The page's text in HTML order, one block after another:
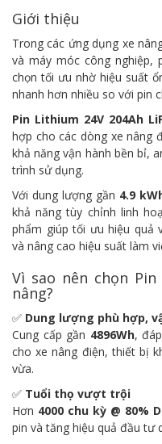
Giới thiệu
Trong các ứng dụng xe
và máy móc công nghiệp,
chọn tối ưu nhờ hiệu suất
nhanh hơn nhiều so với pin
Pin Lithium 24V 204Ah
hợp cho các dòng xe nâng
khả năng vận hành bền bỉ,
trình sử dụng.
Với dung lượng gần 4.9
khả năng tùy chỉnh linh
phẩm giúp tối ưu hiệu quả
và nâng cao hiệu suất làm
Vì sao nên chọn
nâng?
✅ Dung lượng phù hợp,
Cung cấp gần 4896Wh,
cho xe nâng điện, thiết bị
vừa.
✅ Tuổi thọ vượt trội
Hơn 4000 chu kỳ @ 80%
pin và tăng hiệu quả đầu tư